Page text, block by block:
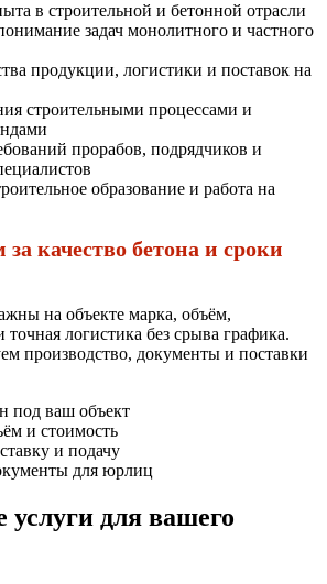
в строительной и бетонной отрасли
задач монолитного и частного
продукции, логистики и поставок на
строительными процессами и
прорабов, подрядчиков и
образование и работа на
качество бетона и сроки
на объекте марка, объём,
логистика без срыва графика.
производство, документы и поставки
под ваш объект
и стоимость
и подачу
для юрлиц
для вашего